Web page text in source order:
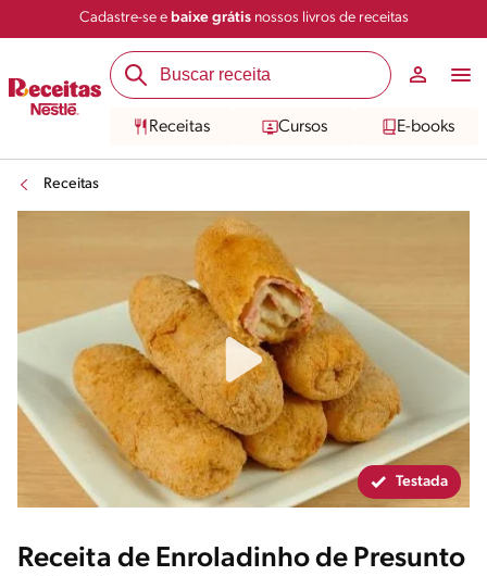
Cadastre-se e baixe grátisnossos livros de receitas
Receitas Cursos E-books
Receitas
Salvar Compartilhar
Testada
Receita de Enroladinho de Presunto